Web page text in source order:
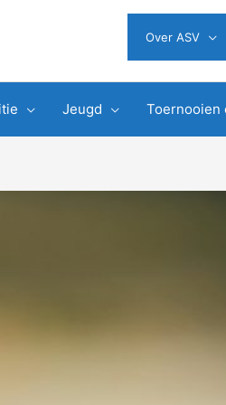
Over ASV
Jeugd Toernooien